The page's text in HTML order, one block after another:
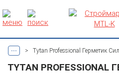
... > Tytan Professional Герметик
TYTAN PROFESSIONAL